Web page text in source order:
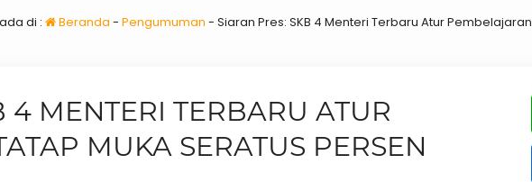
di : Beranda - Pengumuman - Siaran Pres: SKB 4 Menteri Terbaru Atur
4 MENTERI TERBARU ATUR
MUKA SERATUS PERSEN